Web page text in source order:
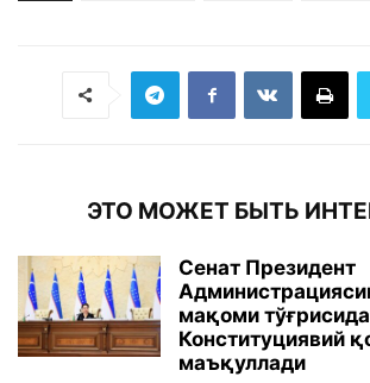
ЭТО МОЖЕТ БЫТЬ
Сенат Президент
мақоми
Конституциявий
маъқуллади